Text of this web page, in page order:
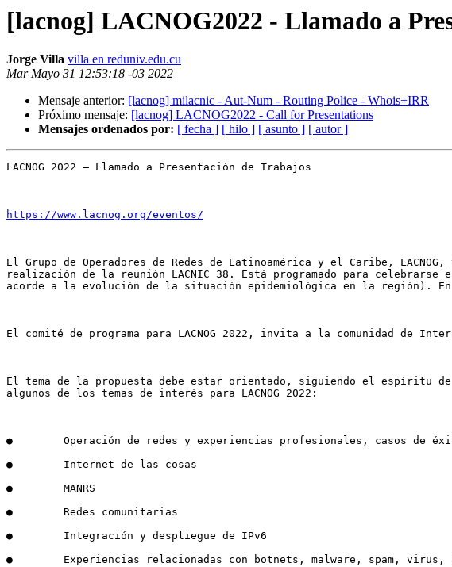
[lacnog] LACNOG2022 - Llamado a
Jorge Villa villa en reduniv.edu.cu
Mar Mayo 31 12:53:18 -03 2022
Mensaje anterior: [lacnog] milacnic - Aut-Num - Routing Police - Whois+IRR
Próximo mensaje: [lacnog] LACNOG2022 - Call for Presentations
Mensajes ordenados por: [ fecha ] [ hilo ] [ asunto ] [ autor ]
LACNOG 2022 – Llamado a Presentación de Trabajos
https://www.lacnog.org/eventos/
El Grupo de Operadores de Redes de Latinoamérica y el Caribe,
realización de la reunión LACNIC 38. Está programado para
acorde a la evolución de la situación epidemiológica en la región).
El comité de programa para LACNOG 2022, invita a la comunidad de
El tema de la propuesta debe estar orientado, siguiendo el espíritu
algunos de los temas de interés para LACNOG 2022:
●        Operación de redes y experiencias profesionales, casos de
●        Internet de las cosas
●        MANRS
●        Redes comunitarias
●        Integración y despliegue de IPv6
●        Experiencias relacionadas con botnets, malware, spam,